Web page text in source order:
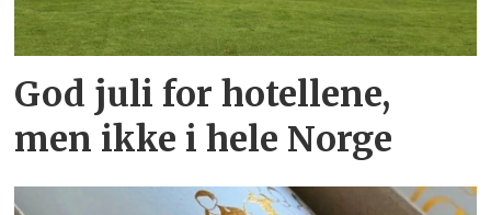
God juli for hotellene,
men ikke i hele Norge